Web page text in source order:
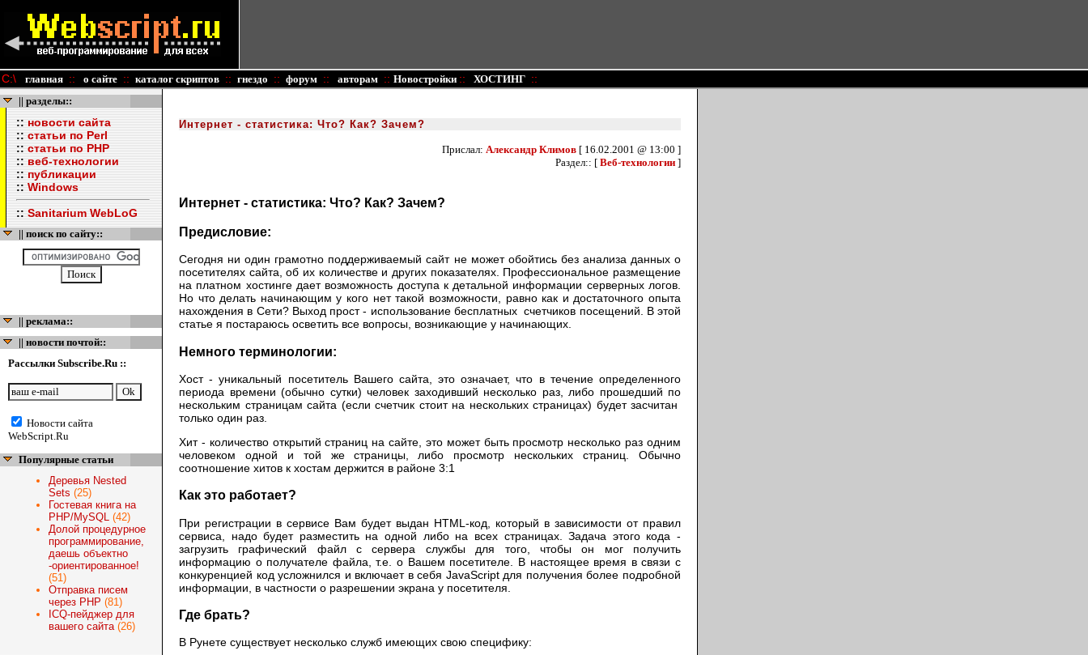
C:\ главная :: о сайте :: каталог скриптов :: гнездо :: форум :: авторам :: Новостройки :: ХОСТИНГ ::
|| разделы::
::новости сайта
::статьи по Perl
::статьи по PHP
::веб-технологии
::публикации
::Windows
::Sanitarium WebLoG
|| поиск по сайту::
|| реклама::
|| новости почтой::
Рассылки Subscribe.Ru ::
Новости сайта
WebScript.Ru
Популярные статьи
Деревья Nested
Sets (25)
Гостевая книга на
PHP/MySQL (42)
Долой процедурное
программирование,
даешь объектно
-ориентированное!
(51)
Отправка писем
через PHP (81)
ICQ-пейджер для
вашего сайта(26)
Интернет - статистика: Что? Как? Зачем?
Прислал: Александр Климов [ 16.02.2001 @ 13:00 ]
Раздел:: [ Веб-технологии ]
Интернет - статистика: Что? Как? Зачем?
Предисловие:
Сегодня ни один грамотно поддерживаемый сайт не может обойтись без анализа данных о
посетителях сайта, об их количестве и других показателях. Профессиональное размещение
на платном хостинге дает возможность доступа к детальной информации серверных логов.
Но что делать начинающим у кого нет такой возможности, равно как и достаточного опыта
нахождения в Сети? Выход прост - использование бесплатных счетчиков посещений. В этой
статье я постараюсь осветить все вопросы, возникающие у начинающих.
Немного терминологии:
Хост - уникальный посетитель Вашего сайта, это означает, что в течение определенного
периода времени (обычно сутки) человек заходивший несколько раз, либо прошедший по
нескольким страницам сайта (если счетчик стоит на нескольких страницах) будет засчитан
только один раз.
Хит - количество открытий страниц на сайте, это может быть просмотр несколько раз одним
человеком одной и той же страницы, либо просмотр нескольких страниц. Обычно
соотношение хитов к хостам держится в районе 3:1
Как это работает?
При регистрации в сервисе Вам будет выдан HTML-код, который в зависимости от правил
сервиса, надо будет разместить на одной либо на всех страницах. Задача этого кода -
загрузить графический файл с сервера службы для того, чтобы он мог получить
информацию о получателе файла, т.е. о Вашем посетителе. В настоящее время в связи с
конкуренцией код усложнился и включает в себя JavaScript для получения более подробной
информации, в частности о разрешении экрана у посетителя.
Где брать?
В Рунете существует несколько служб имеющих свою специфику: